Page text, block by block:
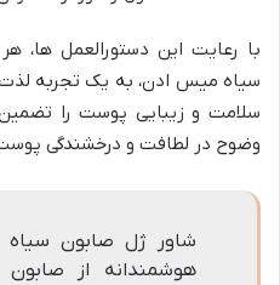
با رعایت این دستورالعمل ها،
سیاه میس ادن، به یک تجربه
سلامت و زیبایی پوست را
وضوح در لطافت و درخشندگی
شاور ژل صابون سیاه
هوشمندانه از